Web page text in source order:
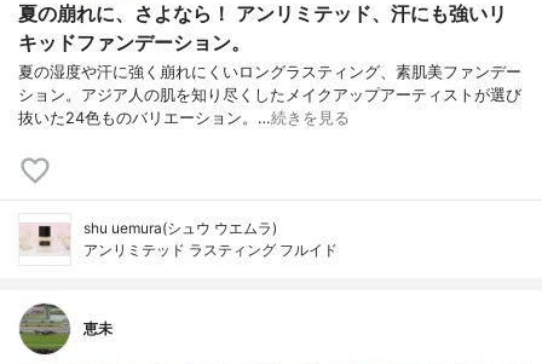
夏の崩れに、さよなら！ アンリミテッド、汗にも強いリ
キッドファンデーション。
夏の湿度や汗に強く崩れにくいロングラスティング、素肌美ファンデー
ション。アジア人の肌を知り尽くしたメイクアップアーティストが選び
抜いた24色ものバリエーション。…続きを見る
shu uemura(シュウ ウエムラ)
アンリミテッド ラスティング フルイド
恵未